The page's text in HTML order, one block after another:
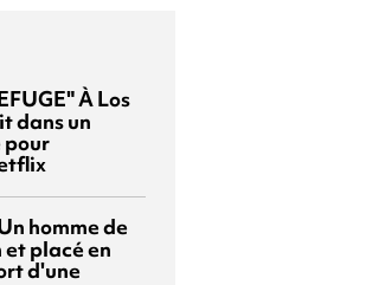
À Los
dans un
homme de
et placé en
d'une